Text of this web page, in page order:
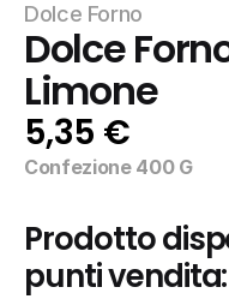
Dolce Forno
Dolce
Limone
5,35 €
Confezione 400 G
Prodotto
punti vendita: